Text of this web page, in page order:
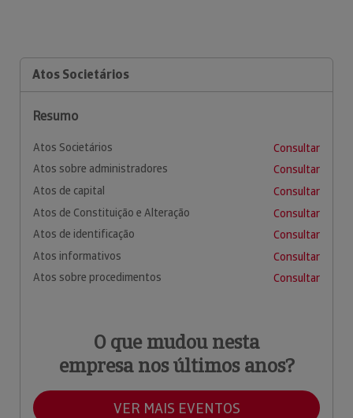
Atos Societários
Resumo
Atos Societários
Consultar
Atos sobre administradores
Consultar
Atos de capital
Consultar
Atos de Constituição e Alteração
Consultar
Atos de identificação
Consultar
Atos informativos
Consultar
Atos sobre procedimentos
Consultar
O que mudou nesta
empresa nos últimos anos?
VER MAIS EVENTOS